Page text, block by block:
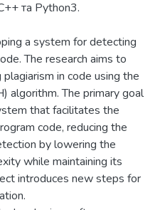
a system for detecting
The research aims to
in code using the
algorithm. The primary goal
that facilitates the
code, reducing the
by lowering the
while maintaining its
introduces new steps for